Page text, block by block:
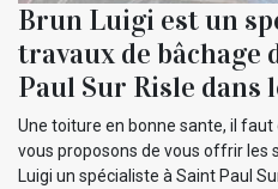
Brun Luigi est un
travaux de bâchage
Paul Sur Risle dans
Une toiture en bonne sante, il faut
vous proposons de vous offrir les
Luigi un spécialiste à Saint Paul